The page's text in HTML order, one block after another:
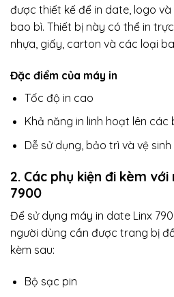
được thiết kế để in date, logo
bao bì. Thiết bị này có thể in
nhựa, giấy, carton và các loại
Đặc điểm của máy in
Tốc độ in cao
Khả năng in linh hoạt lên các
Dễ sử dụng, bảo trì và vệ sinh
2. Các phụ kiện đi kèm
7900
Để sử dụng máy in date Linx
người dùng cần được trang bị
kèm sau:
Bộ sạc pin